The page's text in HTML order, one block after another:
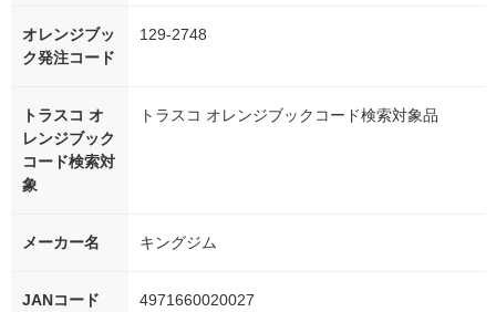
オレンジブッ
ク発注コード
129-2748
トラスコ オ
レンジブック
コード検索対
象
トラスコ オレンジブックコード検索対象品
メーカー名 キングジム
JANコード 4971660020027